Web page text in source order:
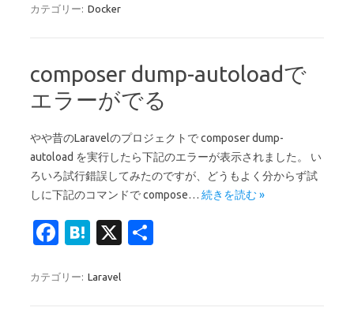
e
o
o
k
e
a
カテゴリー: Docker
composer dump-autoloadで
エラーがでる
やや昔のLaravelのプロジェクトで composer dump-
autoload を実行したら下記のエラーが表示されました。 い
ろいろ試行錯誤してみたのですが、どうもよく分からず試
しに下記のコマンドで compose… 続きを読む »
Fa
e
H
e
X
カテゴリー: Laravel